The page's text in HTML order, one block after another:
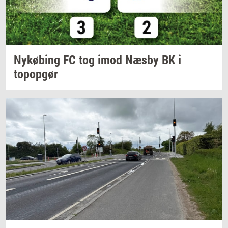
Ny­kø­bing FC tog imod Næsby BK i
topop­gør